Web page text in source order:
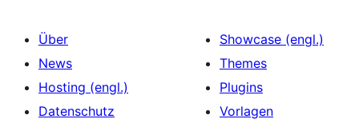
Über
News
Hosting (engl.)
Datenschutz
Showcase (engl.)
Themes
Plugins
Vorlagen